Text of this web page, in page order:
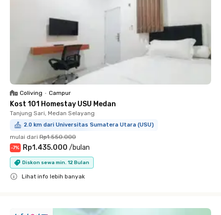
Coliving • Campur
Kost 101 Homestay USU Medan
Tanjung Sari, Medan Selayang
2.0 km dari Universitas Sumatera Utara (USU)
mulai dari Rp1.550.000
-7% Rp1.435.000 /bulan
Diskon sewa min. 12 Bulan
Lihat info lebih banyak